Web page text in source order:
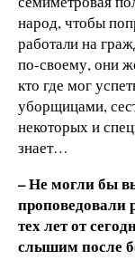
народ, чтобы
работали на
по-своему, они
кто где мог
уборщицами,
некоторых и
знает…
– Не могли бы
проповедовали
тех лет от
слышим после